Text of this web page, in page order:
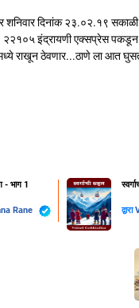
दिनांक २३.०२.१९
इंद्रायणी एक्सप्रेस पकडून
राखून ठेवणार...ठाणे ला आत
भाग 1
Rane द्वारा